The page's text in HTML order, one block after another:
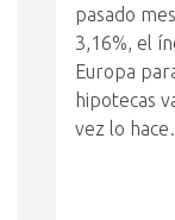
pasado
3,16%, el
Europa
hipotecas
vez lo